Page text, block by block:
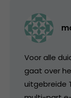
Voor alle
gaat over
uitgebreide